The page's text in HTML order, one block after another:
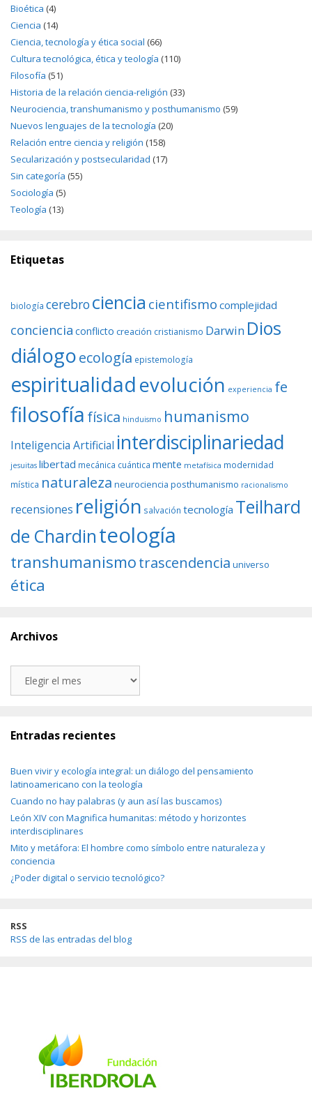
Bioética (4)
Ciencia (14)
Ciencia, tecnología y ética social (66)
Cultura tecnológica, ética y teología (110)
Filosofía (51)
Historia de la relación ciencia-religión (33)
Neurociencia, transhumanismo y posthumanismo (59)
Nuevos lenguajes de la tecnología (20)
Relación entre ciencia y religión (158)
Secularización y postsecularidad (17)
Sin categoría (55)
Sociología (5)
Teología (13)
Etiquetas
biología cerebro ciencia cientifismo complejidad
conciencia conflicto creación cristianismo Darwin Dios
diálogoecología epistemología
espiritualidadevolución experiencia fe
filosofía física hinduismo humanismo
Inteligencia Artificial interdisciplinariedad
jesuitas libertad mecánica cuántica mente metafísica modernidad
mística naturaleza neurociencia posthumanismo racionalismo
recensiones religión salvación tecnología Teilhard
de Chardinteología
transhumanismotrascendencia universo
ética
Archivos
Entradas recientes
Buen vivir y ecología integral: un diálogo del pensamiento
latinoamericano con la teología
Cuando no hay palabras (y aun así las buscamos)
León XIV con Magnifica humanitas: método y horizontes
interdisciplinares
Mito y metáfora: El hombre como símbolo entre naturaleza y
conciencia
¿Poder digital o servicio tecnológico?
RSS
RSS de las entradas del blog